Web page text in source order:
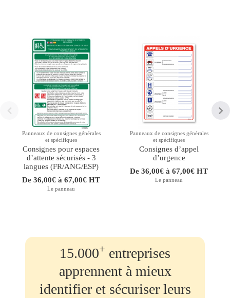
Panneaux de consignes générales
et spécifiques
Consignes pour espaces
d’attente sécurisés - 3
langues (FR/ANG/ESP)
De 36,00€ à 67,00€ HT
Le panneau
Panneaux de consignes générales
et spécifiques
Consignes d’appel
d’urgence
De 36,00€ à 67,00€ HT
Le panneau
15.000+ entreprises
apprennent à mieux
identifier et sécuriser leurs